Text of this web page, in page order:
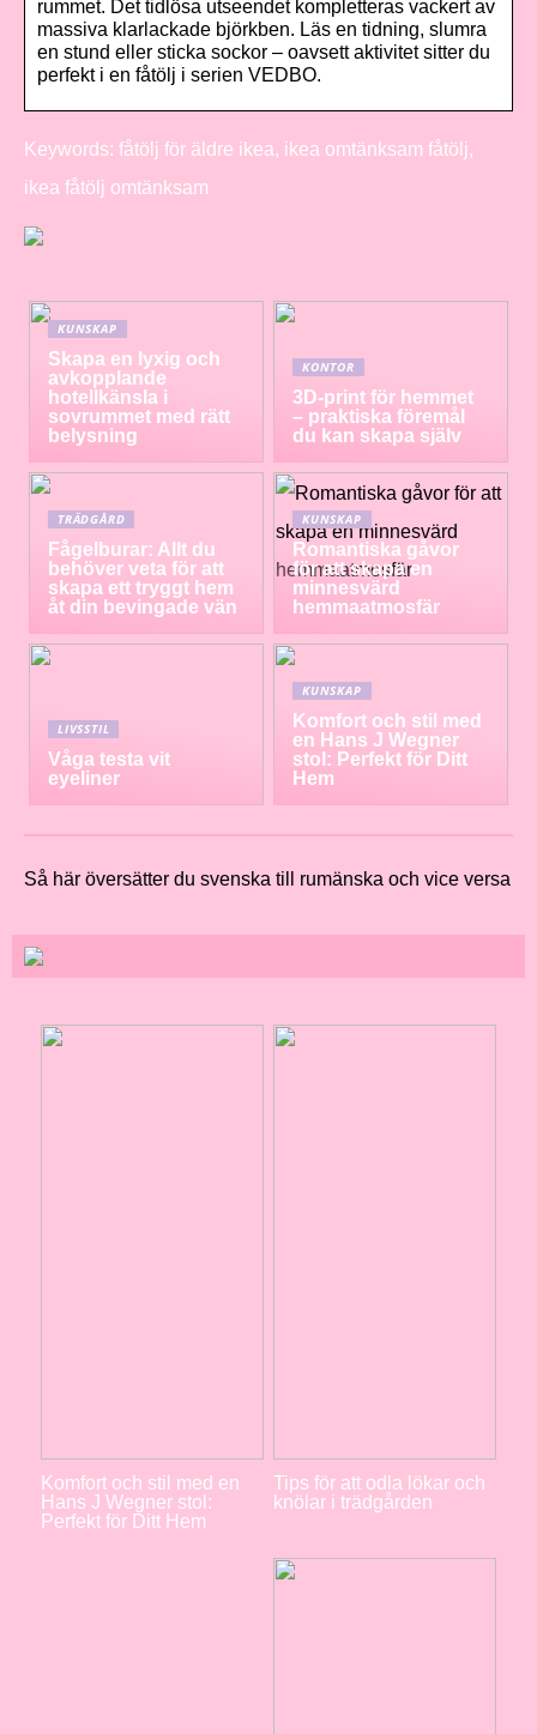
rummet. Det tidlösa utseendet kompletteras vackert av
massiva klarlackade björkben. Läs en tidning, slumra
en stund eller sticka sockor – oavsett aktivitet sitter du
perfekt i en fåtölj i serien VEDBO.
Keywords: fåtölj för äldre ikea, ikea omtänksam fåtölj,
ikea fåtölj omtänksam
KUNSKAP
Skapa en lyxig och
avkopplande
hotellkänsla i
sovrummet med rätt
belysning
KONTOR
3D-print för hemmet
– praktiska föremål
du kan skapa själv
TRÄDGÅRD
Fågelburar: Allt du
behöver veta för att
skapa ett tryggt hem
åt din bevingade vän
KUNSKAP
Romantiska gåvor
för att skapa en
minnesvärd
hemmaatmosfär
LIVSSTIL
Våga testa vit
eyeliner
KUNSKAP
Komfort och stil med
en Hans J Wegner
stol: Perfekt för Ditt
Hem
Så här översätter du svenska till rumänska och vice versa
Komfort och stil med en
Hans J Wegner stol:
Perfekt för Ditt Hem
Tips för att odla lökar och
knölar i trädgården